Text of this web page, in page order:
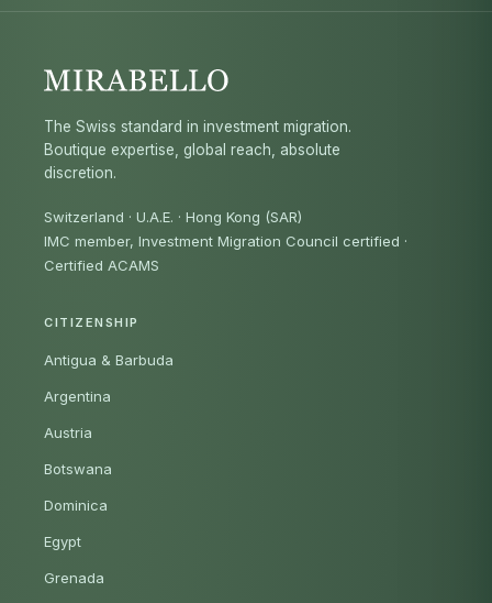
The Swiss standard in investment migration.
Boutique expertise, global reach, absolute
discretion.
Switzerland · U.A.E. · Hong Kong (SAR)
IMC member, Investment Migration Council certified ·
Certified ACAMS
CITIZENSHIP
Antigua & Barbuda
Argentina
Austria
Botswana
Dominica
Egypt
Grenada